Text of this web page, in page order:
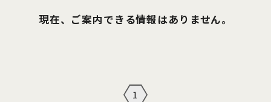
現在、ご案内できる情報はありません。
1